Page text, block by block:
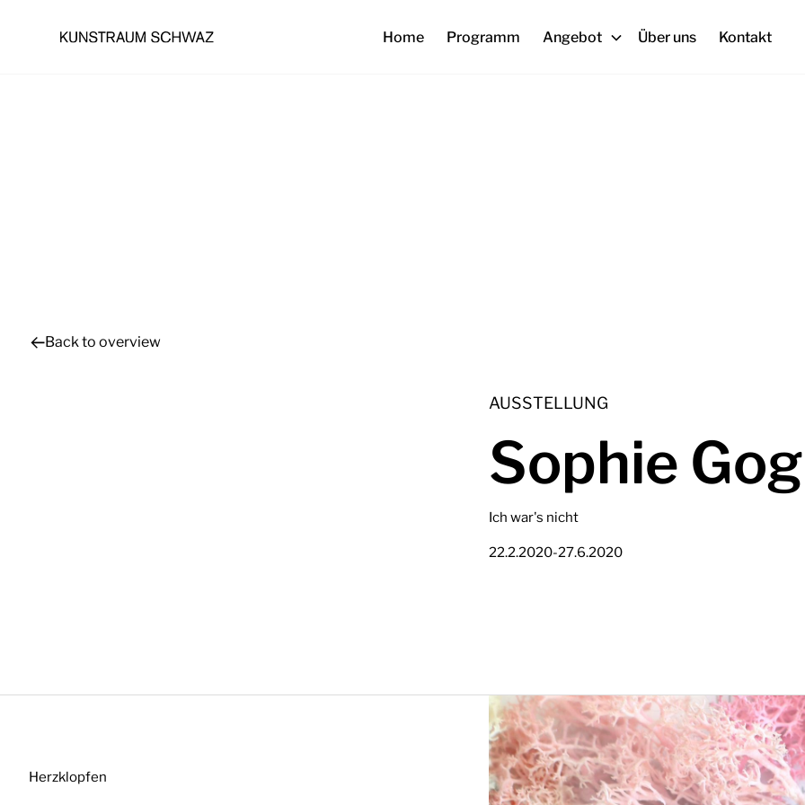
Home Programm Angebot Über uns Kontakt
Back to overview
AUSSTELLUNG
Sophie
Ich war's nicht
22.2.2020-27.6.2020
Herzklopfen